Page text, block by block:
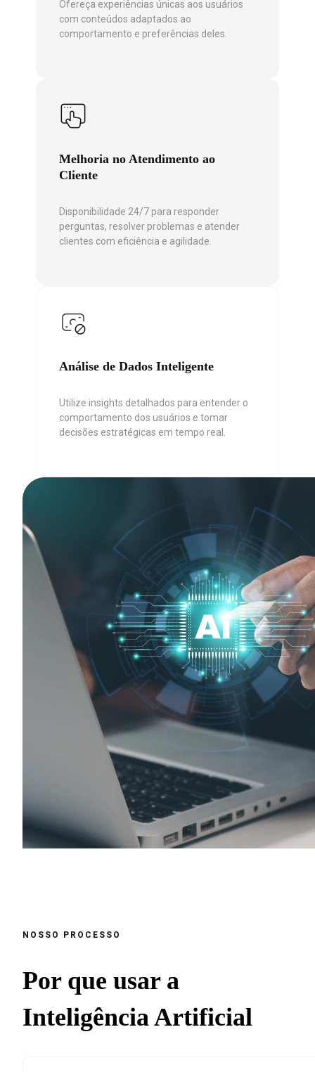
Ofereça experiências únicas aos usuários
com conteúdos adaptados ao
comportamento e preferências deles.
Melhoria no Atendimento ao
Cliente
Disponibilidade 24/7 para responder
perguntas, resolver problemas e atender
clientes com eficiência e agilidade.
Análise de Dados Inteligente
Utilize insights detalhados para entender o
comportamento dos usuários e tomar
decisões estratégicas em tempo real.
NOSSO PROCESSO
Por que usar a
Inteligência Artificial